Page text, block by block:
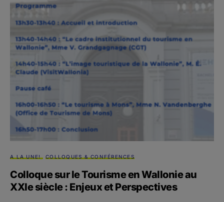
A LA UNE! COLLOQUES & CONFÉRENCES
Colloque sur le Tourisme en Wallonie au
XXIe siècle : Enjeux et Perspectives